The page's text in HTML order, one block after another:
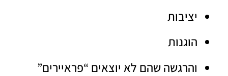
יציבות
הוגנות
והרגשה שהם לא יוצאים “פראיירים”